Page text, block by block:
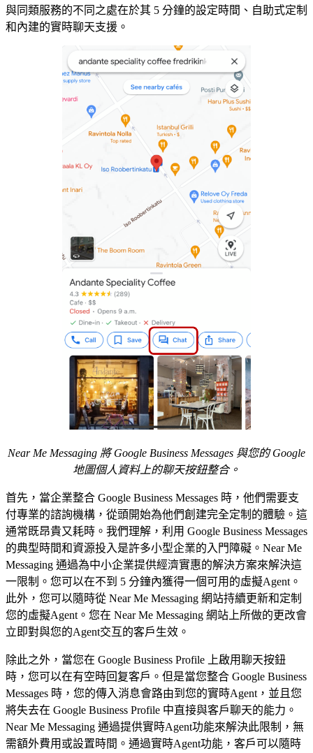
與同類服務的不同之處在於其 5 分鐘的設定時間、自助式定制
和內建的實時聊天支援。
Near Me Messaging 將 Google Business Messages 與您的 Google
地圖個人資料上的聊天按鈕整合。
首先，當企業整合 Google Business Messages 時，他們需要支
付專業的諮詢機構，從頭開始為他們創建完全定制的體驗。這
通常既昂貴又耗時。我們理解，利用 Google Business Messages
的典型時間和資源投入是許多小型企業的入門障礙。Near Me
Messaging 通過為中小企業提供經濟實惠的解決方案來解決這
一限制。您可以在不到 5 分鐘內獲得一個可用的虛擬Agent。
此外，您可以隨時從 Near Me Messaging 網站持續更新和定制
您的虛擬Agent。您在 Near Me Messaging 網站上所做的更改會
立即對與您的Agent交互的客戶生效。
除此之外，當您在 Google Business Profile 上啟用聊天按鈕
時，您可以在有空時回复客戶。但是當您整合 Google Business
Messages 時，您的傳入消息會路由到您的實時Agent，並且您
將失去在 Google Business Profile 中直接與客戶聊天的能力。
Near Me Messaging 通過提供實時Agent功能來解決此限制，無
需額外費用或設置時間。通過實時Agent功能，客戶可以隨時